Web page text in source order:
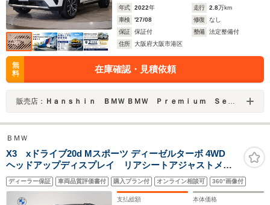
年式 2022年 走行 2.8万km
車検
'27/08 修復
なし
保証
保証付 整備
法定整備付
住所
大阪府大阪市港区
無
料
在庫確認・見積依頼
販売店： Ｈａｎｓｈｉｎ ＢＭＷ ＢＭＷ Ｐｒｅｍｉｕｍ Ｓｅｌｅｃｔｉｏｎ 大阪ベイ
ＢＭＷ
X3 xドライブ20d Mスポーツ ディーゼルターボ 4WD
ヘッドアップディスプレイ リアシートアジャストメン
ト 純正HDDナビ 地デジ 全周囲カメラ 電動リアゲ
ート パドルシフト アクティブクルーズコントロー
ル シートヒーター パワーシート ミラーETC
ディーラー保証 車両品質評価書付 購入プラン付 オンライン相談可 360°画像付
支払総額 本体価格